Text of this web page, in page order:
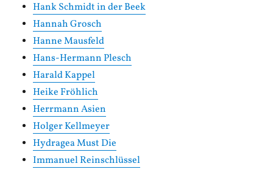
Hank Schmidt in der Beek
Hannah Grosch
Hanne Mausfeld
Hans-Hermann Plesch
Harald Kappel
Heike Fröhlich
Herrmann Asien
Holger Kellmeyer
Hydragea Must Die
Immanuel Reinschlüssel